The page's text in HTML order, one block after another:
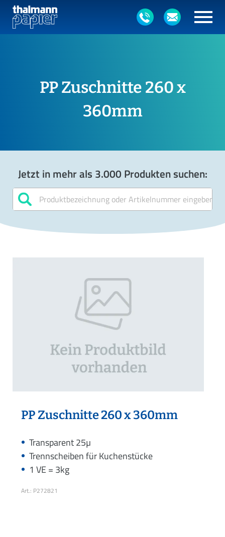
PP Zuschnitte 260 x
360mm
Jetzt in mehr als 3.000 Produkten suchen:
PP Zuschnitte 260 x 360mm
Transparent 25µ
Trennscheiben für Kuchenstücke
1 VE = 3kg
Art.: P272821